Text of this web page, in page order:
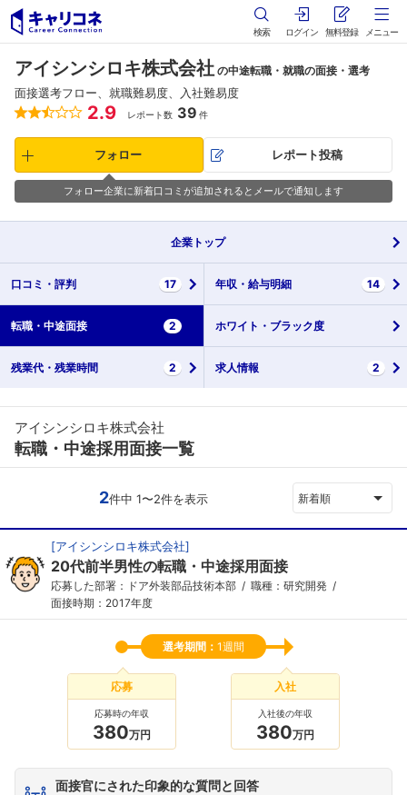
検索 ログイン 無料登録 メニュー
アイシンシロキ株式会社 の中途転職・就職の面接・選考
面接選考フロー、就職難易度、入社難易度
2.9 レポート数 39 件
フォロー レポート投稿
フォロー企業に新着口コミが追加されるとメールで通知します
企業 トップ
口コミ・ 評判 17 年収・ 給与明細 14
転職・ 中途面接 2 ホワイト・ ブラック度
残業代・ 残業時間 2 求人情報 2
アイシンシロキ株式会社
転職・中途採用面接一覧
2件中 1〜2件を表示 新着順
[アイシンシロキ株式会社]
20代前半男性の転職・中途採用面接
応募した部署：ドア外装部品技術本部
職種：研究開発
面接時期：2017年度
選考期間： 1週間
応募
応募時の年収
380万円
入社
入社後の年収
380万円
面接官にされた印象的な質問と回答